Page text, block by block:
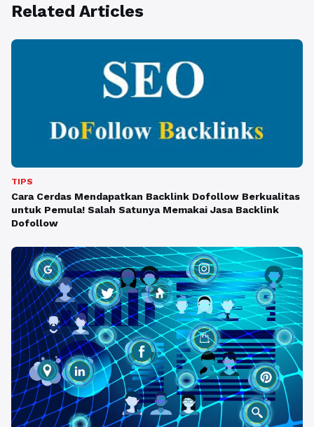
Related Articles
TIPS
Cara Cerdas Mendapatkan Backlink Dofollow Berkualitas
untuk Pemula! Salah Satunya Memakai Jasa Backlink
Dofollow